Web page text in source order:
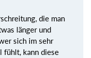
die man
länger und
sich im sehr
fühlt, kann diese